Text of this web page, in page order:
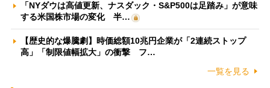
「NYダウは高値更新、ナスダック・S&P500は足踏み」が意味
する米国株市場の変化 半…
【歴史的な爆騰劇】時価総額10兆円企業が「2連続ストップ
高」「制限値幅拡大」の衝撃 フ…
一覧を見る